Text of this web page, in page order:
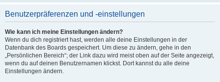
Benutzerpräferenzen und -einstellungen
Wie kann ich meine Einstellungen ändern?
Wenn du dich registriert hast, werden alle deine Einstellungen in der
Datenbank des Boards gespeichert. Um diese zu ändern, gehe in den
„Persönlichen Bereich“; der Link dazu wird meist oben auf der Seite angezeigt,
wenn du auf deinen Benutzernamen klickst. Dort kannst du alle deine
Einstellungen ändern.